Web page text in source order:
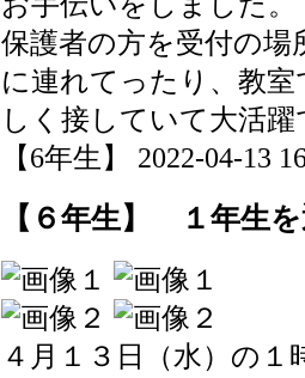
保護者の方を受付の場
に連れてったり、教
しく接していて大活
【6年生】 2022-04-13
【６年生】 １年生
４月１３日（水）の